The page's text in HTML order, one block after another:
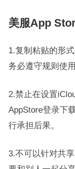
美服App
1.复制粘贴的形
务必遵守规则使用
2.禁止在设置
AppStore登录下
行承担后果。
3.不可以针对共